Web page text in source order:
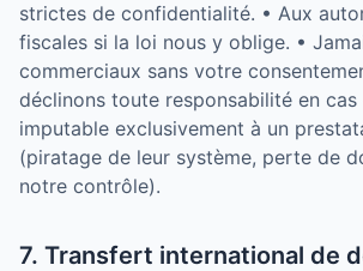
strictes de confidentialité. • Aux
fiscales si la loi nous y oblige. •
commerciaux sans votre
déclinons toute responsabilité en cas
imputable exclusivement à un
(piratage de leur système, perte de
notre contrôle).
7. Transfert international de